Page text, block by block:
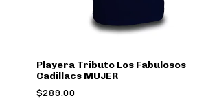
Playera Tributo Los Fabulosos
Cadillacs MUJER
$289.00